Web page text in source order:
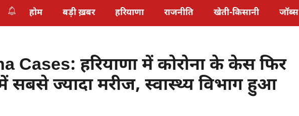
होम बड़ी ख़बर हरियाणा राजनीति खेती-किसानी जॉब्स
Cases: हरियाणा में कोरोना के केस फिर
सबसे ज्यादा मरीज, स्वास्थ्य विभाग हुआ